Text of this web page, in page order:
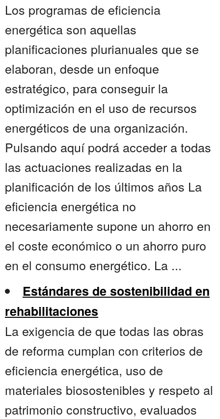
Los programas de eficiencia
energética son aquellas
planificaciones plurianuales que se
elaboran, desde un enfoque
estratégico, para conseguir la
optimización en el uso de recursos
energéticos de una organización.
Pulsando aquí podrá acceder a todas
las actuaciones realizadas en la
planificación de los últimos años La
eficiencia energética no
necesariamente supone un ahorro en
el coste económico o un ahorro puro
en el consumo energético. La ...
Estándares de sostenibilidad en
rehabilitaciones
La exigencia de que todas las obras
de reforma cumplan con criterios de
eficiencia energética, uso de
materiales biosostenibles y respeto al
patrimonio constructivo, evaluados